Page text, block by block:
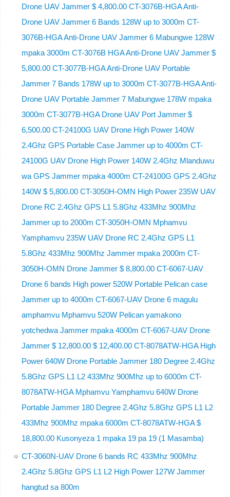
Drone UAV Jammer $ 4,800.00 CT-3076B-HGA Anti-
Drone UAV Jammer 6 Bands 128W up to 3000m CT-
3076B-HGA Anti-Drone UAV Jammer 6 Mabungwe 128W
mpaka 3000m CT-3076B HGA Anti-Drone UAV Jammer $
5,800.00 CT-3077B-HGA Anti-Drone UAV Portable
Jammer 7 Bands 178W up to 3000m CT-3077B-HGA Anti-
Drone UAV Portable Jammer 7 Mabungwe 178W mpaka
3000m CT-3077B-HGA Drone UAV Port Jammer $
6,500.00 CT-24100G UAV Drone High Power 140W
2.4Ghz GPS Portable Case Jammer up to 4000m CT-
24100G UAV Drone High Power 140W 2.4Ghz Mlanduwu
wa GPS Jammer mpaka 4000m CT-24100G GPS 2.4Ghz
140W $ 5,800.00 CT-3050H-OMN High Power 235W UAV
Drone RC 2.4Ghz GPS L1 5.8Ghz 433Mhz 900Mhz
Jammer up to 2000m CT-3050H-OMN Mphamvu
Yamphamvu 235W UAV Drone RC 2.4Ghz GPS L1
5.8Ghz 433Mhz 900Mhz Jammer mpaka 2000m CT-
3050H-OMN Drone Jammer $ 8,800.00 CT-6067-UAV
Drone 6 bands High power 520W Portable Pelican case
Jammer up to 4000m CT-6067-UAV Drone 6 magulu
amphamvu Mphamvu 520W Pelican yamakono
yotchedwa Jammer mpaka 4000m CT-6067-UAV Drone
Jammer $ 12,800.00 $ 12,400.00 CT-8078ATW-HGA High
Power 640W Drone Portable Jammer 180 Degree 2.4Ghz
5.8Ghz GPS L1 L2 433Mhz 900Mhz up to 6000m CT-
8078ATW-HGA Mphamvu Yamphamvu 640W Drone
Portable Jammer 180 Degree 2.4Ghz 5.8Ghz GPS L1 L2
433Mhz 900Mhz mpaka 6000m CT-8078ATW-HGA $
18,800.00 Kusonyeza 1 mpaka 19 pa 19 (1 Masamba)
CT-3060N-UAV Drone 6 bands RC 433Mhz 900Mhz
2.4Ghz 5.8Ghz GPS L1 L2 High Power 127W Jammer
hangtud sa 800m